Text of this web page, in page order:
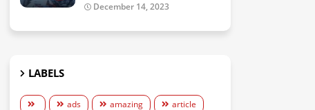
December 14, 2023
LABELS
ads amazing
article